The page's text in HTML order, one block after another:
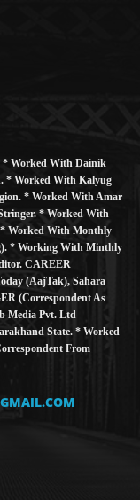
Worked With Dainik
* Worked With Kalyug
* Worked With Amar
* Worked With
* Worked With Monthly
* Working With Minthly
CAREER
(AajTak), Sahara
(Correspondent As
Media Pvt. Ltd
State. * Worked
From